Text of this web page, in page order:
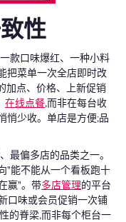
性
款口味爆红、一种小料
把菜单一次全店即时改
加点、价格、上新促销
在线点餐,而非在每台收
悄少收。单店是方便;品
最偏多店的品类之一。
"能不能从一个看板跑十
赢"。带多店管理的平台
口味或会员促销一次铺
的脊梁,而非每个柜台一